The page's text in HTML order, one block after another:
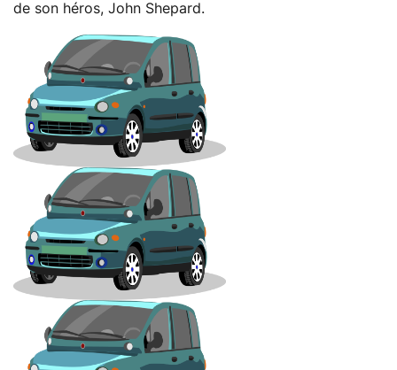
de son héros, John Shepard.